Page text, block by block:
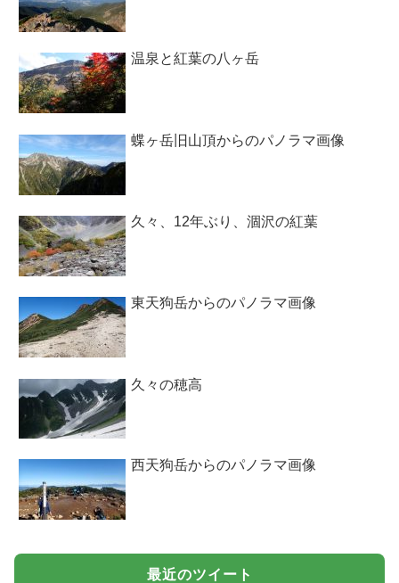
温泉と紅葉の八ヶ岳
蝶ヶ岳旧山頂からのパノラマ画像
久々、12年ぶり、涸沢の紅葉
東天狗岳からのパノラマ画像
久々の穂高
西天狗岳からのパノラマ画像
最近のツイート